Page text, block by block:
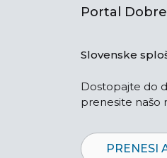
Portal
Slovenske
Dostopajte do
prenesite našo
PRENESI